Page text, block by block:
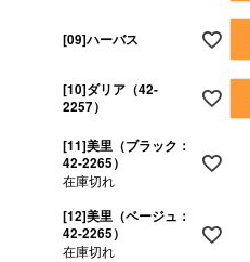
[09]ハーバス
[10]ダリア（42-
2257）
[11]美里（ブラック：
42-2265）
在庫切れ
[12]美里（ベージュ：
42-2265）
在庫切れ